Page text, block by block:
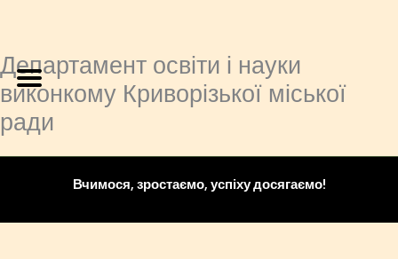
Перейти
до
вмісту
Департамент освіти і науки
виконкому Криворізької міської
ради
Вчимося, зростаємо, успіху досягаємо!